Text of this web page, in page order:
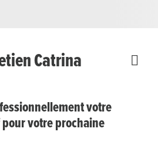
Catrina
votre
votre prochaine